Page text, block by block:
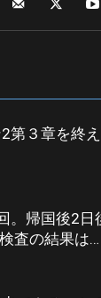
第３章を終
。帰国後2日
査の結果は…